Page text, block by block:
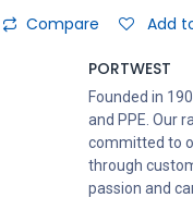
Compare Add
PORTWEST
Founded in
and PPE. Our
committed to
through
passion and